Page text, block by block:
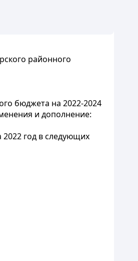
районного
бюджета на 2022-2024
и дополнение:
год в следующих